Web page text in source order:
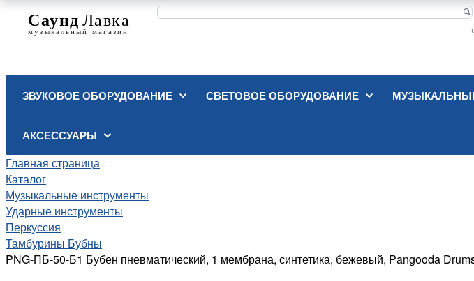
ЗВУКОВОЕ ОБОРУДОВАНИЕ СВЕТОВОЕ ОБОРУДОВАНИЕ
АКСЕССУАРЫ
Главная страница
Каталог
Музыкальные инструменты
Ударные инструменты
Перкуссия
Тамбурины Бубны
PNG-ПБ-50-Б1 Бубен пневматический, 1 мембрана, синтетика, бежевый, Pangooda